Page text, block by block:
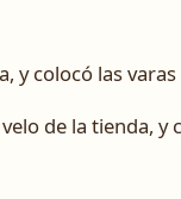
colocó las
de la tienda,